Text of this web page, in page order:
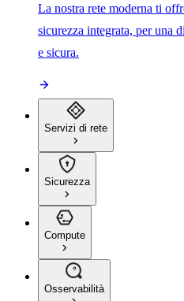
La nostra rete moderna ti
sicurezza integrata, per una
e sicura.
Servizi di rete
Sicurezza
Compute
Osservabilità